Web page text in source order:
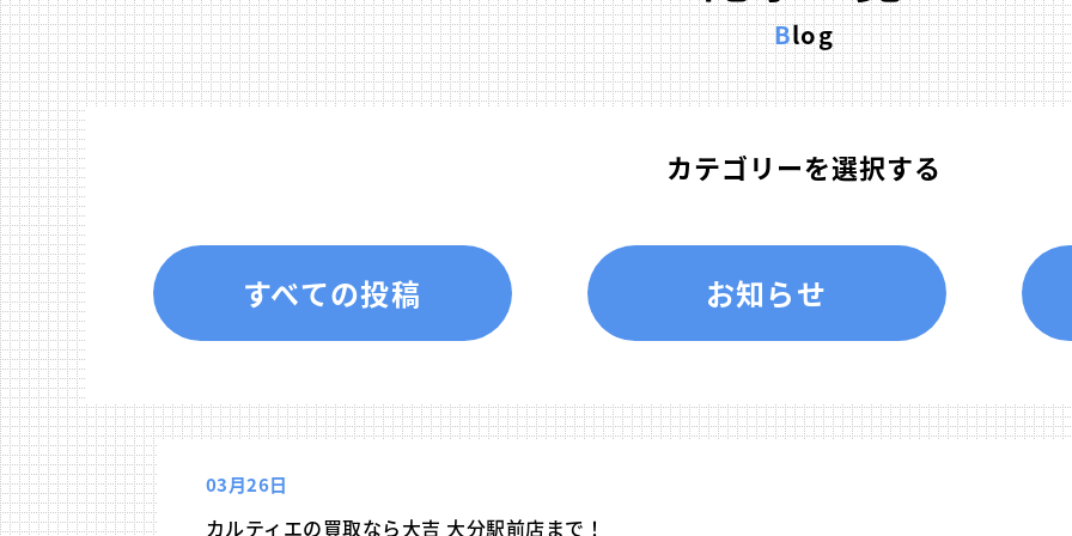
Blog
カテゴリーを選択する
すべての投稿 お知らせ
03月26日
カルティエの買取なら大吉 大分駅前店まで！